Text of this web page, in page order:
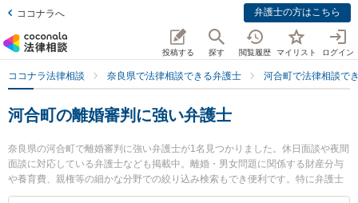
ココナラへ 弁護士の方はこちら
投稿する 探す 閲覧履歴 マイリスト ログイン
ココナラ法律相談 奈良県で法律相談できる弁護士 河合町で法律相談で
河合町の離婚審判に強い弁護士
奈良県の河合町で離婚審判に強い弁護士が1名見つかりました。休日面談や夜間
面談に対応している弁護士なども掲載中。離婚・男女問題に関係する財産分与
や養育費、親権等の細かな分野での絞り込み検索もでき便利です。特に弁護士
法人ましろ総合法律事務所 西大和オフィスの青木 麻耶子弁護士のプロフィール